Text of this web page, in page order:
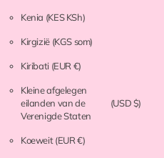
Kenia (KES KSh)
Kirgizië (KGS som)
Kiribati (EUR €)
Kleine afgelegen
eilanden van de
Verenigde Staten
(USD $)
Koeweit(EUR €)